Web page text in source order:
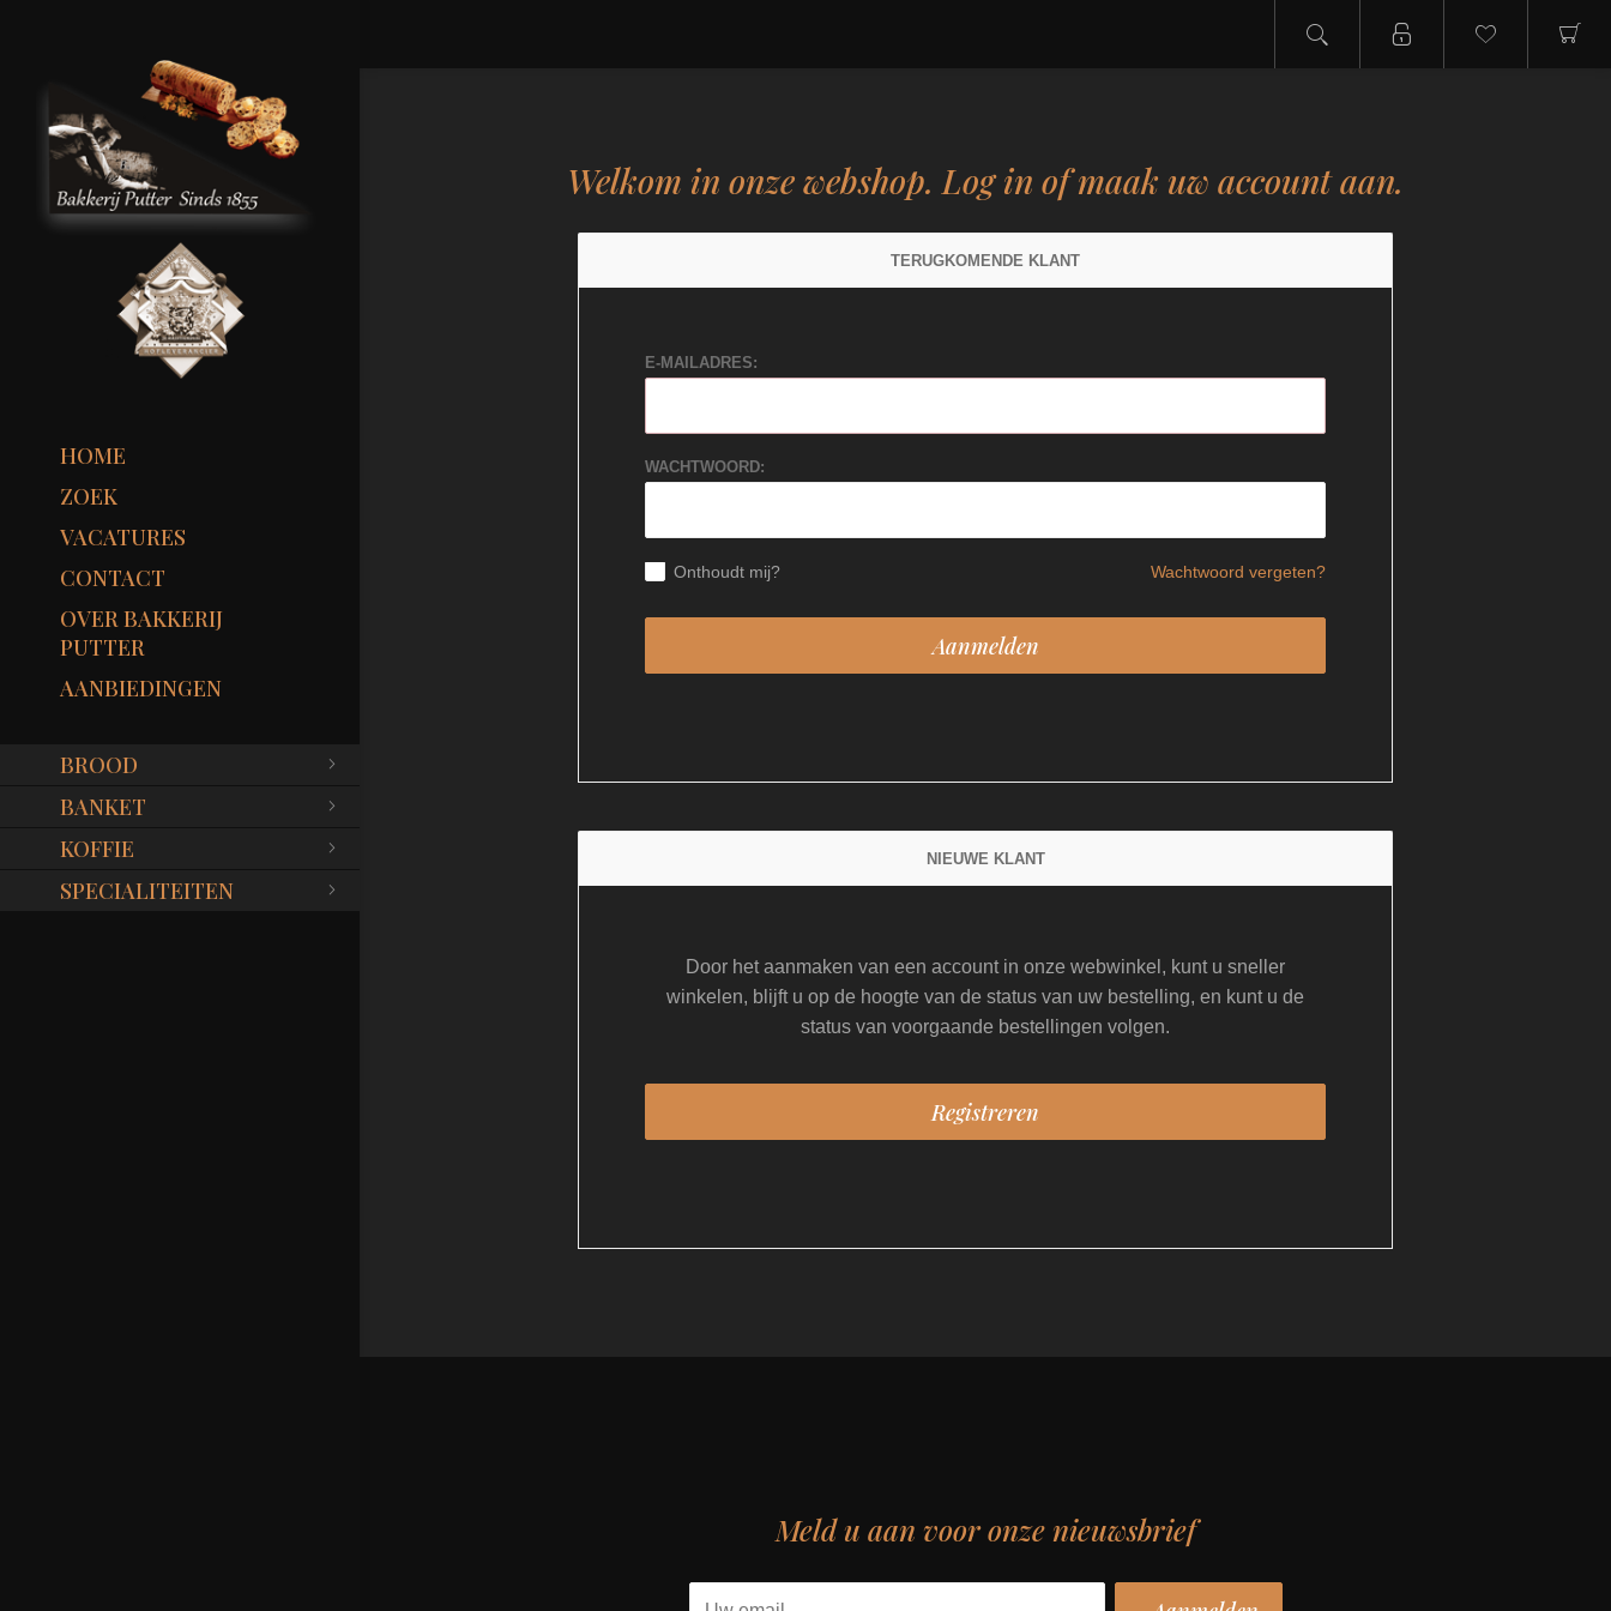
HOME
ZOEK
VACATURES
CONTACT
OVER BAKKERIJ
PUTTER
AANBIEDINGEN
BROOD
BANKET
KOFFIE
SPECIALITEITEN
Welkom in onze webshop. Log in of maak uw account aan.
TERUGKOMENDE KLANT
E-MAILADRES:
WACHTWOORD:
Onthoudt mij? Wachtwoord vergeten?
NIEUWE KLANT
Door het aanmaken van een account in onze webwinkel, kunt u sneller
winkelen, blijft u op de hoogte van de status van uw bestelling, en kunt u de
status van voorgaande bestellingen volgen.
Meld u aan voor onze nieuwsbrief